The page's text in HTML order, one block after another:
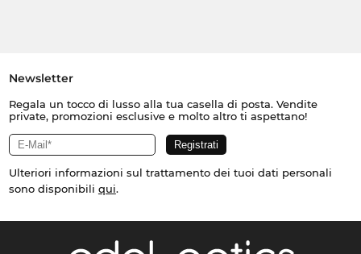
Newsletter
Regala un tocco di lusso alla tua casella di posta. Vendite
private, promozioni esclusive e molto altro ti aspettano!
Ulteriori informazioni sul trattamento dei tuoi dati personali
sono disponibili qui.